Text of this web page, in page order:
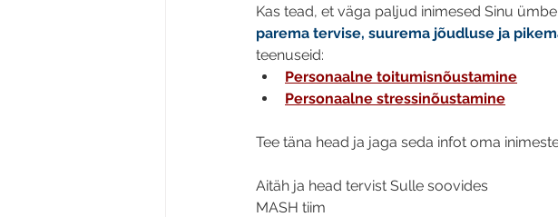
Kas tead, et väga paljud inimesed Sinu
parema tervise, suurema jõudluse ja
teenuseid:
Personaalne toitumisnõustamine
Personaalne stressinõustamine
Tee täna head ja jaga seda infot oma
Aitäh ja head tervist Sulle soovides
MASH tiim